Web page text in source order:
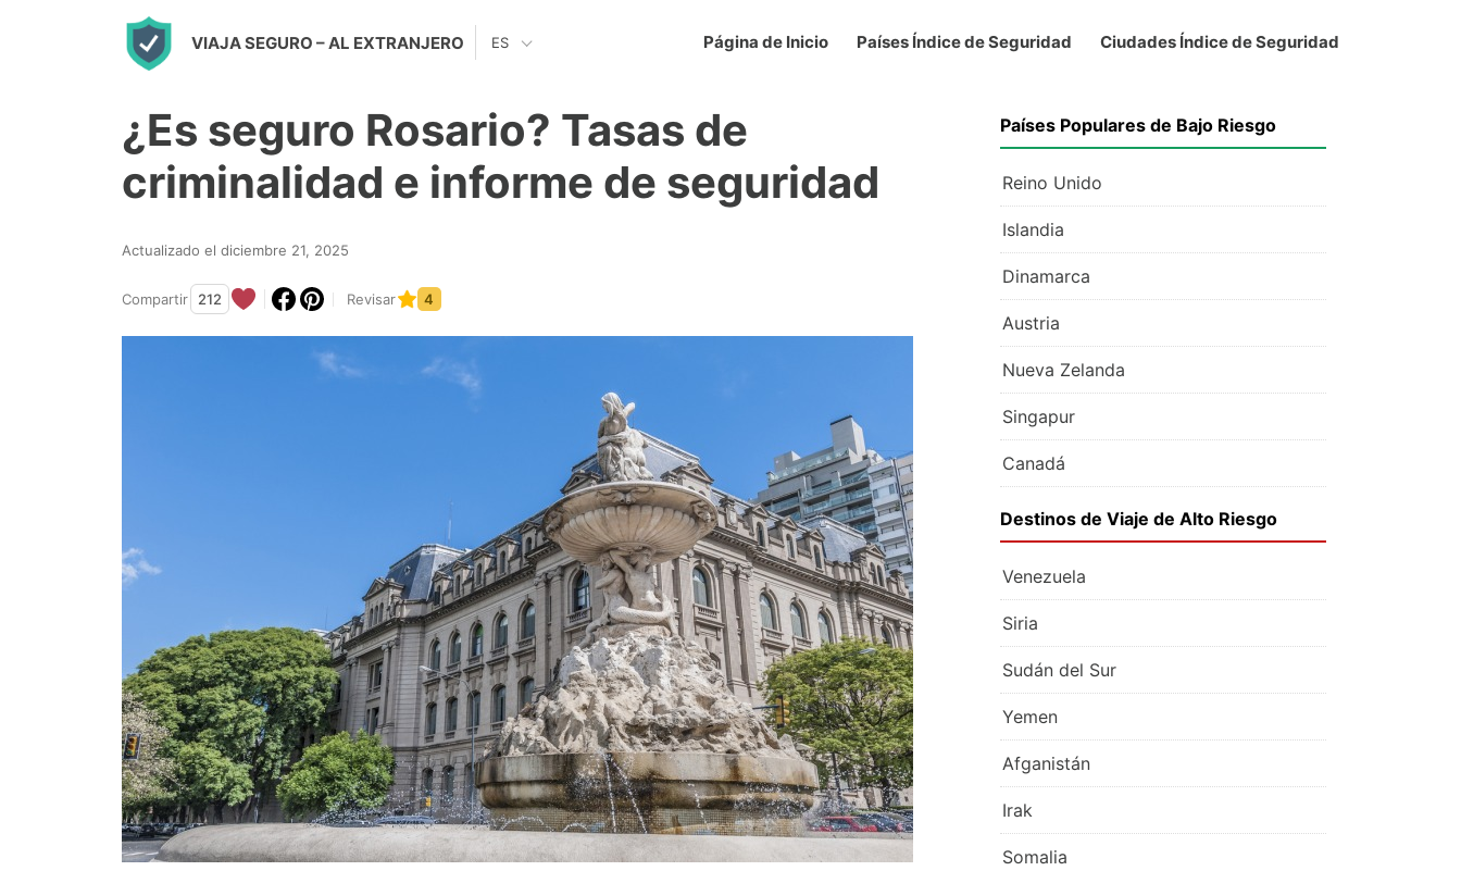
VIAJA SEGURO – AL EXTRANJERO Página de Inicio Países Índice de Seguridad Ciudades Índice de Seguridad
ES
¿Es seguro Rosario? Tasas de
criminalidad e informe de seguridad
Actualizado el diciembre 21, 2025
Compartir 212 Revisar 4
Países Populares de Bajo Riesgo
Reino Unido
Islandia
Dinamarca
Austria
Nueva Zelanda
Singapur
Canadá
Destinos de Viaje de Alto Riesgo
Venezuela
Siria
Sudán del Sur
Yemen
Afganistán
Irak
Somalia